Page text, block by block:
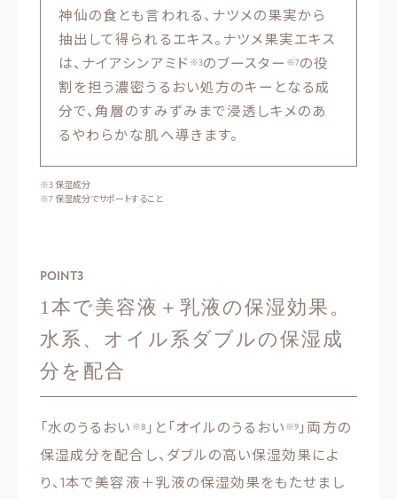
神仙の食とも言われる、ナツメの果実から
抽出して得られるエキス。ナツメ果実エキス
は、ナイアシンアミド ※3のブースター ※7の役
割を担う濃密うるおい処方のキーとなる成
分で、角層のすみずみまで浸透しキメのあ
るやわらかな肌へ導きます。
※3 保湿成分
※7 保湿成分でサポートすること
POINT3
1本で美容液＋乳液の保湿効果。
水系、オイル系ダブルの保湿成
分を配合
「水のうるおい ※8 」と「オイルのうるおい ※9 」両方の
保湿成分を配合し、ダブルの高い保湿効果によ
り、1本で美容液＋乳液の保湿効果をもたせまし